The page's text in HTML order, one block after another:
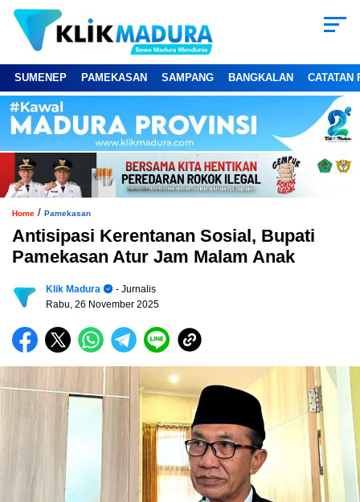
SUMENEP PAMEKASAN SAMPANG BANGKALAN CATATAN
Home / Pamekasan
Antisipasi Kerentanan Sosial, Bupati
Pamekasan Atur Jam Malam Anak
Klik Madura
- Jurnalis
Rabu, 26 November 2025